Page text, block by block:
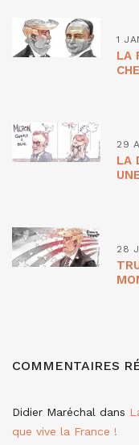
1
LA
29
LA
28
COMMENTAIRES
Didier Maréchal dans
que vive la France !